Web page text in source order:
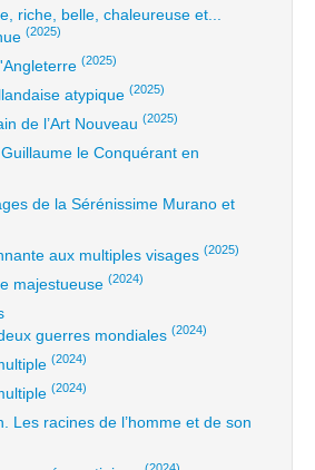
riche, belle, chaleureuse et...
(2025)
(2025)
atypique (2025)
de l’Art Nouveau (2025)
le Conquérant en
de la Sérénissime Murano et
aux multiples visages (2025)
majestueuse (2024)
guerres mondiales (2024)
(2024)
(2024)
Les racines de l’homme et de son